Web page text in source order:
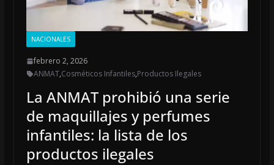
NACIONALES
febrero 2, 2026
ANMAT,Cosméticos Infantiles,Productos Ilegales
La ANMAT prohibió una serie
de maquillajes y perfumes
infantiles: la lista de los
productos ilegales